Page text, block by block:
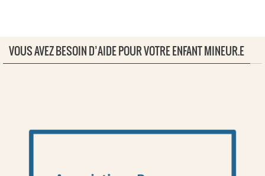
VOUS AVEZ BESOIN D’AIDE POUR VOTRE ENFANT MINEUR.E